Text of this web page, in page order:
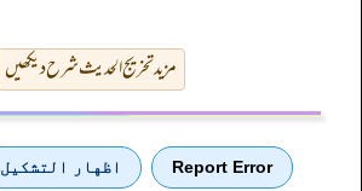
مزید تخریج الحدیث شرح دیکھیں
Report Error اظهار التشكيل